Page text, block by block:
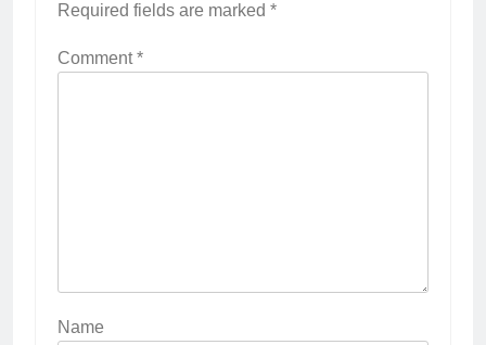
Required fields are marked *
Comment*
Name